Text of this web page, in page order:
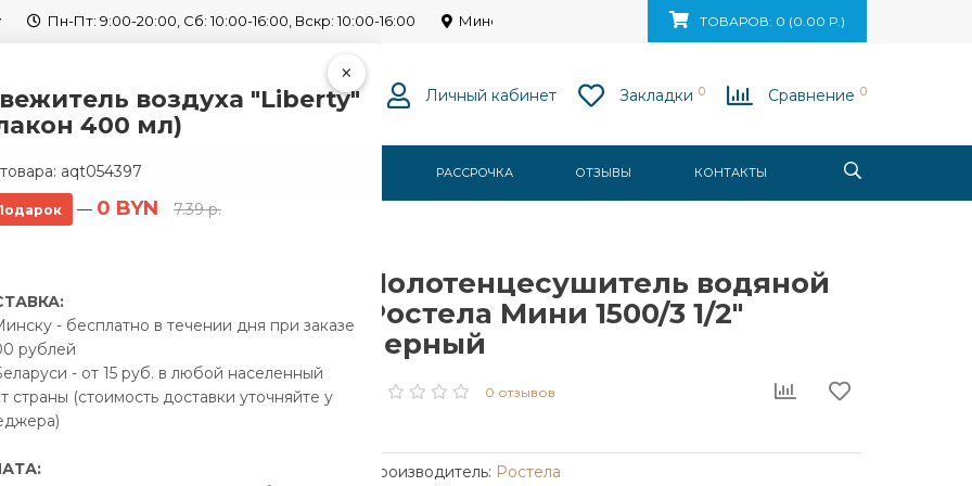
×
воздуха "Liberty"
400 мл)
aqt054397
— 0 BYN 7.39 р.
- бесплатно в течении дня при заказе
рублей
- от 15 руб. в любой населенный
страны (стоимость доставки уточняйте у
Пн-Пт: 9:00-20:00, Сб: 10:00-16:00, Вскр: 10:00-16:00 Минск, ул. Ваупшасова, д. 10, пом. 131ТОВАРОВ: 0 (0.00 Р.)
Личный кабинет Закладки 0 Сравнение 0
О НАС РАССРОЧКА ОТЗЫВЫ КОНТАКТЫ
Ростела Мини 1500/3 1/2" черный
Полотенцесушитель водяной
Ростела Мини 1500/3 1/2"
черный
0 отзывов
Производитель: Ростела